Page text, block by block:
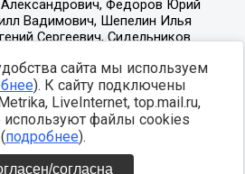
сайта мы используем
). К сайту подключены
LiveInternet, top.mail.ru,
используют файлы cookies
(подробнее).
согласна